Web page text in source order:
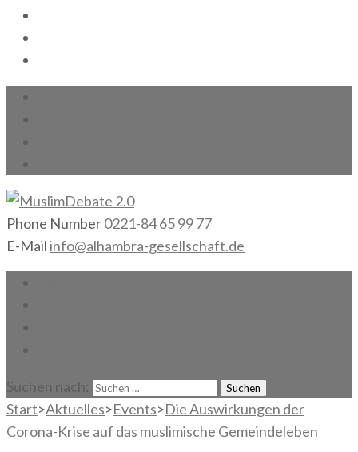
MuslimDebate 2.0
Gesellschaft gemeinsam gestalten!
Phone Number0221-84 65 99 77
E-Mailinfo@alhambra-gesellschaft.de
Suchen nach:
Start>Aktuelles>Events>Die Auswirkungen der
Corona-Krise auf das muslimische Gemeindeleben